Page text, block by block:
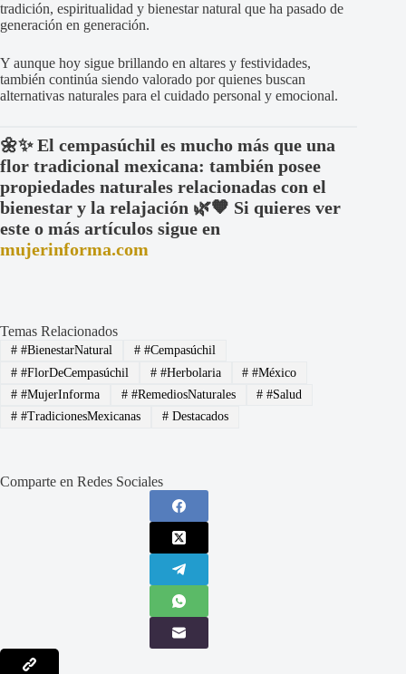
tradición, espiritualidad y bienestar natural que ha pasado de
generación en generación.
Y aunque hoy sigue brillando en altares y festividades,
también continúa siendo valorado por quienes buscan
alternativas naturales para el cuidado personal y emocional.
🌼✨ El cempasúchil es mucho más que una
flor tradicional mexicana: también posee
propiedades naturales relacionadas con el
bienestar y la relajación 🌿🧡 Si quieres ver
este o más artículos sigue en
mujerinforma.com
Temas Relacionados
##BienestarNatural ##Cempasúchil
##FlorDeCempasúchil ##Herbolaria # #México
##MujerInforma ##RemediosNaturales # #Salud
##TradicionesMexicanas #Destacados
Comparte en Redes Sociales